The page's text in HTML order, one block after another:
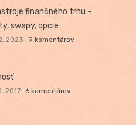
finančného trhu –
swapy, opcie
2023 9 komentárov
2017 6 komentárov